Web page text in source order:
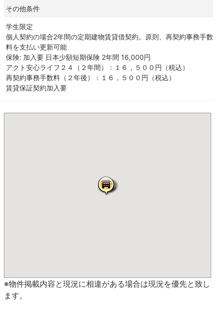
その他条件
学生限定
個人契約の場合2年間の定期建物賃貸借契約。原則、再契約事務手数
料を支払い更新可能
保険: 加入要 日本少額短期保険 2年間 16,000円
アクト安心ライフ２４（２年間）：１６，５００円（税込）
再契約事務手数料（２年後）：１６，５００円（税込）
賃貸保証契約加入要
※物件掲載内容と現況に相違がある場合は現況を優先と致し
ます。